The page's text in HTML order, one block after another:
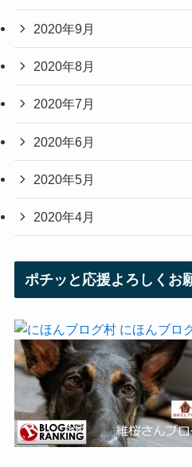
2020年9月
2020年8月
2020年7月
2020年6月
2020年5月
2020年4月
ポチッと応援よろしくお